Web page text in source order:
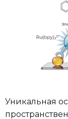
Уникальная